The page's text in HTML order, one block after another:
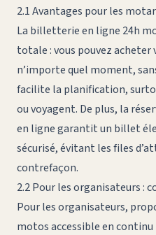
2.1 Avantages pour les
La billetterie en ligne 24h
totale : vous pouvez
n’importe quel moment,
facilite la planification,
ou voyagent. De plus, la
en ligne garantit un billet
sécurisé, évitant les files
contrefaçon.
2.2 Pour les organisateurs :
Pour les organisateurs,
motos accessible en